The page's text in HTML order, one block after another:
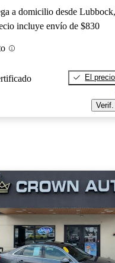
a domicilio desde
incluye envío de $830
El